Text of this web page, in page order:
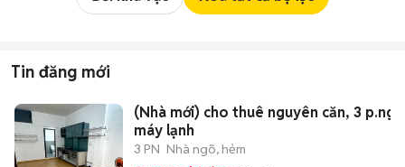
Tin đăng mới
(Nhà mới) cho thuê nguyên căn, 3
máy lạnh
3 PN Nhà ngõ, hẻm